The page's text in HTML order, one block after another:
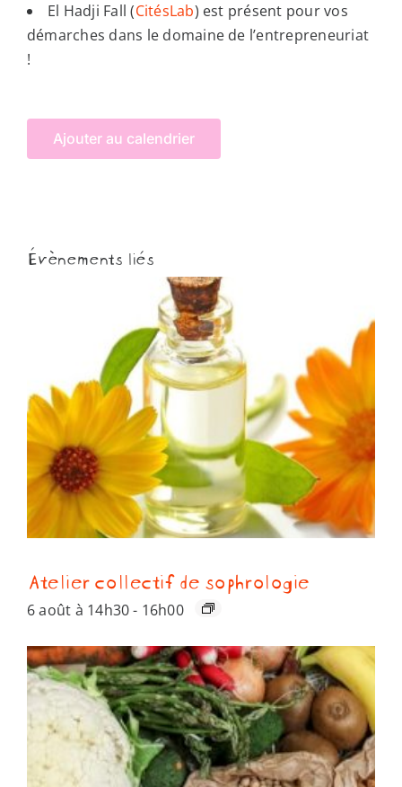
El Hadji Fall (CitésLab) est présent pour vos
démarches dans le domaine de l’entrepreneuriat
!
Ajouter au calendrier
Évènements liés
Atelier collectif de sophrologie
6 août à 14h30- 16h00